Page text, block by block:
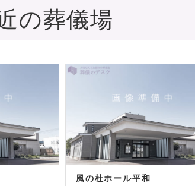
の葬儀場
風の杜ホール平和